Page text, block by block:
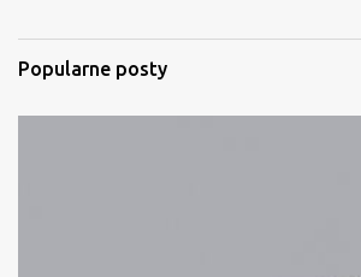
r
z
e
Popularne posty